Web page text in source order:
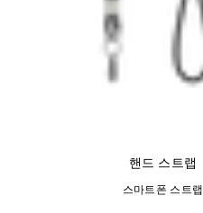
핸드 스트랩
스마트폰 스트랩